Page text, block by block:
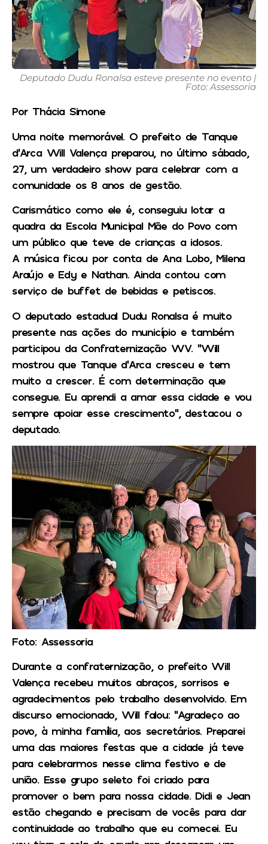
Deputado Dudu Ronalsa esteve presente no evento |
Foto: Assessoria
Por Thácia Simone
Uma noite memorável. O prefeito de Tanque
d’Arca Will Valença preparou, no último sábado,
27, um verdadeiro show para celebrar com a
comunidade os 8 anos de gestão.
Carismático como ele é, conseguiu lotar a
quadra da Escola Municipal Mãe do Povo com
um público que teve de crianças a idosos.
A música ficou por conta de Ana Lobo, Milena
Araújo e Edy e Nathan. Ainda contou com
serviço de buffet de bebidas e petiscos.
O deputado estadual Dudu Ronalsa é muito
presente nas ações do município e também
participou da Confraternização WV. “Will
mostrou que Tanque d’Arca cresceu e tem
muito a crescer. É com determinação que
consegue. Eu aprendi a amar essa cidade e vou
sempre apoiar esse crescimento”, destacou o
deputado.
Foto: Assessoria
Durante a confraternização, o prefeito Will
Valença recebeu muitos abraços, sorrisos e
agradecimentos pelo trabalho desenvolvido. Em
discurso emocionado, Will falou: “Agradeço ao
povo, à minha família, aos secretários. Preparei
uma das maiores festas que a cidade já teve
para celebrarmos nesse clima festivo e de
união. Esse grupo seleto foi criado para
promover o bem para nossa cidade. Didi e Jean
estão chegando e precisam de vocês para dar
continuidade ao trabalho que eu comecei. Eu